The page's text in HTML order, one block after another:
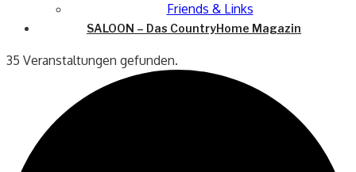
Friends & Links
SALOON – Das CountryHome Magazin
35 Veranstaltungen gefunden.